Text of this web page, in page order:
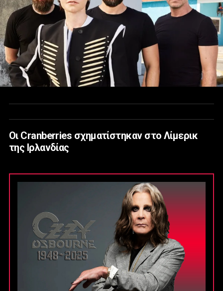
Οι Cranberries σχηματίστηκαν στο Λίμερικ
της Ιρλανδίας